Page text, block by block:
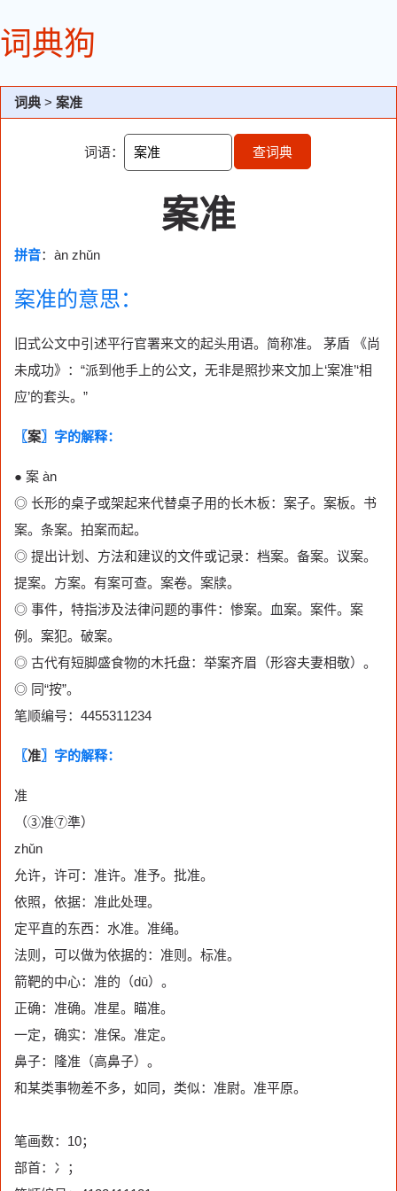
词典狗
词典 > 案准
词语： 查词典
案准
拼音：àn zhǔn
案准的意思：
旧式公文中引述平行官署来文的起头用语。简称准。 茅盾 《尚
未成功》：“派到他手上的公文，无非是照抄来文加上‘案准’‘相
应’的套头。”
〖案〗字的解释：
● 案 àn
◎ 长形的桌子或架起来代替桌子用的长木板：案子。案板。书
案。条案。拍案而起。
◎ 提出计划、方法和建议的文件或记录：档案。备案。议案。
提案。方案。有案可查。案卷。案牍。
◎ 事件，特指涉及法律问题的事件：惨案。血案。案件。案
例。案犯。破案。
◎ 古代有短脚盛食物的木托盘：举案齐眉（形容夫妻相敬）。
◎ 同“按”。
笔顺编号：4455311234
〖准〗字的解释：
准
（③准⑦準）
zhǔn
允许，许可：准许。准予。批准。
依照，依据：准此处理。
定平直的东西：水准。准绳。
法则，可以做为依据的：准则。标准。
箭靶的中心：准的（dū）。
正确：准确。准星。瞄准。
一定，确实：准保。准定。
鼻子：隆准（高鼻子）。
和某类事物差不多，如同，类似：准尉。准平原。
笔画数：10；
部首：冫；